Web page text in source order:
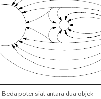
Beda potensial antara dua objek